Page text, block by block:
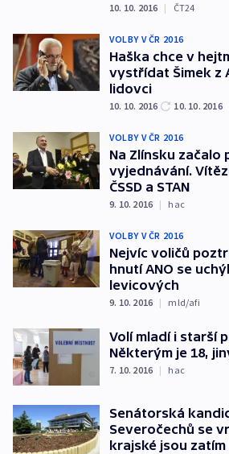
10. 10. 2016 | ČT24
VOLBY V ČR 2016
Haška chce v
vystřídat Šimek z
lidovci
10. 10. 2016 10. 10. 2016
VOLBY V ČR 2016
Na Zlínsku začalo
vyjednávání.
ČSSD a STAN
9. 10. 2016 | hac
VOLBY V ČR 2016
Nejvíc voličů
hnutí ANO se
levicových
9. 10. 2016 | mld/afi
Volí mladí i starší
Některým je 18,
7. 10. 2016 | hac
Senátorská
Severočechů se
krajské jsou zatím